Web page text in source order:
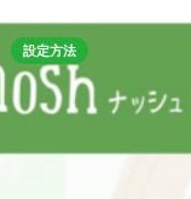
設定方法